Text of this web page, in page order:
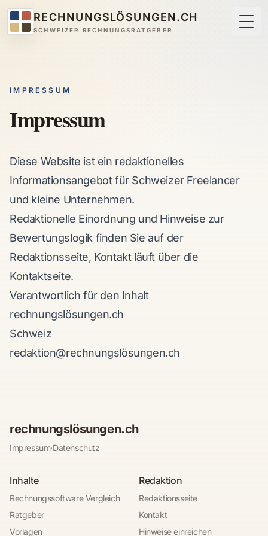
RECHNUNGSLÖSUNGEN.CH
SCHWEIZER RECHNUNGSRATGEBER
IMPRESSUM
Impressum
Diese Website ist ein redaktionelles
Informationsangebot für Schweizer Freelancer
und kleine Unternehmen.
Redaktionelle Einordnung und Hinweise zur
Bewertungslogik finden Sie auf der
Redaktionsseite, Kontakt läuft über die
Kontaktseite.
Verantwortlich für den Inhalt
rechnungslösungen.ch
Schweiz
redaktion@rechnungslösungen.ch
rechnungslösungen.ch
Impressum·Datenschutz
Inhalte
Rechnungssoftware Vergleich
Ratgeber
Vorlagen
Redaktion
Redaktionsseite
Kontakt
Hinweise einreichen